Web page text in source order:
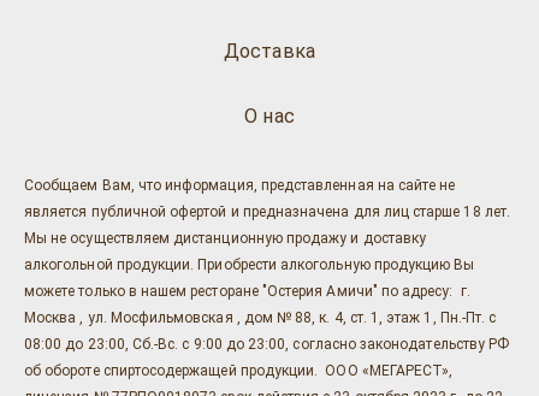
О нас
Доставка
Сообщаем Вам, что информация, представленная на сайте не
является публичной офертой и предназначена для лиц старше 18 лет.
Мы не осуществляем дистанционную продажу и доставку
алкогольной продукции. Приобрести алкогольную продукцию Вы
можете только в нашем ресторане "Остерия Амичи" по адресу: г.
Москва , ул. Мосфильмовская , дом № 88, к. 4, ст. 1, этаж 1, Пн.-Пт. с
08:00 до 23:00, Сб.-Вс. с 9:00 до 23:00, согласно законодательству РФ
об обороте спиртосодержащей продукции. ООО «МЕГАРЕСТ»,